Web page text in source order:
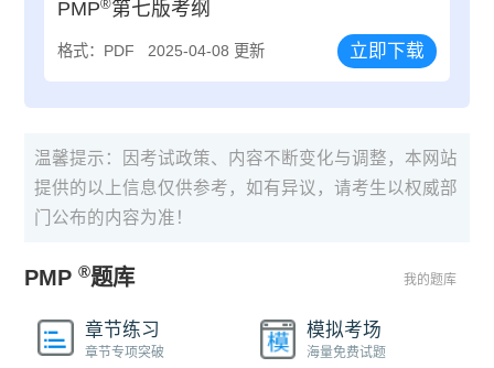
PMP®第七版考纲
格式：PDF 2025-04-08 更新 立即下载
温馨提示：因考试政策、内容不断变化与调整，本网站
提供的以上信息仅供参考，如有异议，请考生以权威部
门公布的内容为准！
PMP®题库 我的题库
章节练习
章节专项突破
模拟考场
海量免费试题